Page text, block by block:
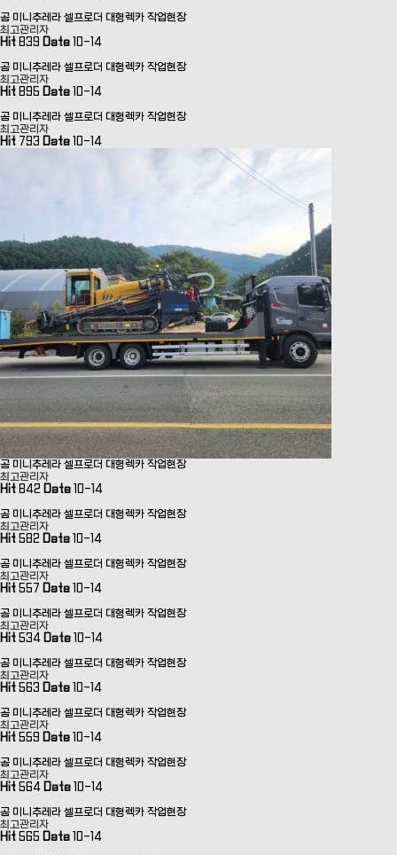
곰 미니추레라 셀프로더 대형렉카 작업현장
최고관리자
Hit 839 Date 10-14
곰 미니추레라 셀프로더 대형렉카 작업현장
최고관리자
Hit 895 Date 10-14
곰 미니추레라 셀프로더 대형렉카 작업현장
최고관리자
Hit 793 Date 10-14
곰 미니추레라 셀프로더 대형렉카 작업현장
최고관리자
Hit 842 Date 10-14
곰 미니추레라 셀프로더 대형렉카 작업현장
최고관리자
Hit 582 Date 10-14
곰 미니추레라 셀프로더 대형렉카 작업현장
최고관리자
Hit 557 Date 10-14
곰 미니추레라 셀프로더 대형렉카 작업현장
최고관리자
Hit 534 Date 10-14
곰 미니추레라 셀프로더 대형렉카 작업현장
최고관리자
Hit 563 Date 10-14
곰 미니추레라 셀프로더 대형렉카 작업현장
최고관리자
Hit 559 Date 10-14
곰 미니추레라 셀프로더 대형렉카 작업현장
최고관리자
Hit 564 Date 10-14
곰 미니추레라 셀프로더 대형렉카 작업현장
최고관리자
Hit 565 Date 10-14